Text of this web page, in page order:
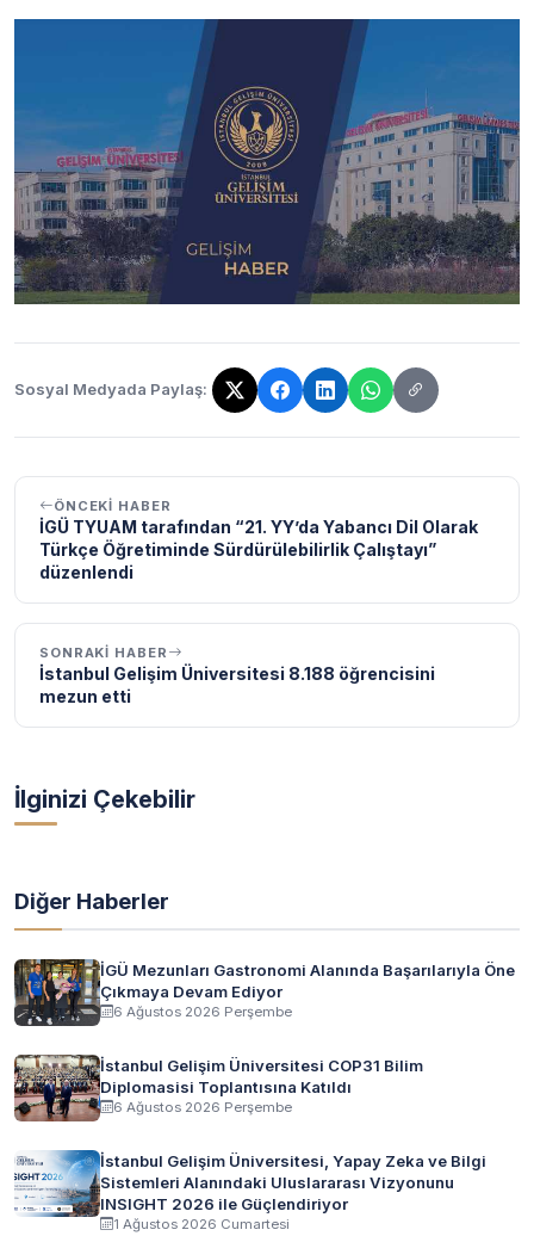
Sosyal Medyada Paylaş:
Bağlantı kopyalandı!
ÖNCEKI HABER
İGÜ TYUAM tarafından “21. YY’da Yabancı Dil Olarak
Türkçe Öğretiminde Sürdürülebilirlik Çalıştayı”
düzenlendi
SONRAKI HABER
İstanbul Gelişim Üniversitesi 8.188 öğrencisini
mezun etti
İlginizi Çekebilir
Diğer Haberler
İGÜ Mezunları Gastronomi Alanında Başarılarıyla Öne
Çıkmaya Devam Ediyor
6 Ağustos 2026 Perşembe
İstanbul Gelişim Üniversitesi COP31 Bilim
Diplomasisi Toplantısına Katıldı
6 Ağustos 2026 Perşembe
İstanbul Gelişim Üniversitesi, Yapay Zeka ve Bilgi
Sistemleri Alanındaki Uluslararası Vizyonunu
INSIGHT 2026 ile Güçlendiriyor
1 Ağustos 2026 Cumartesi